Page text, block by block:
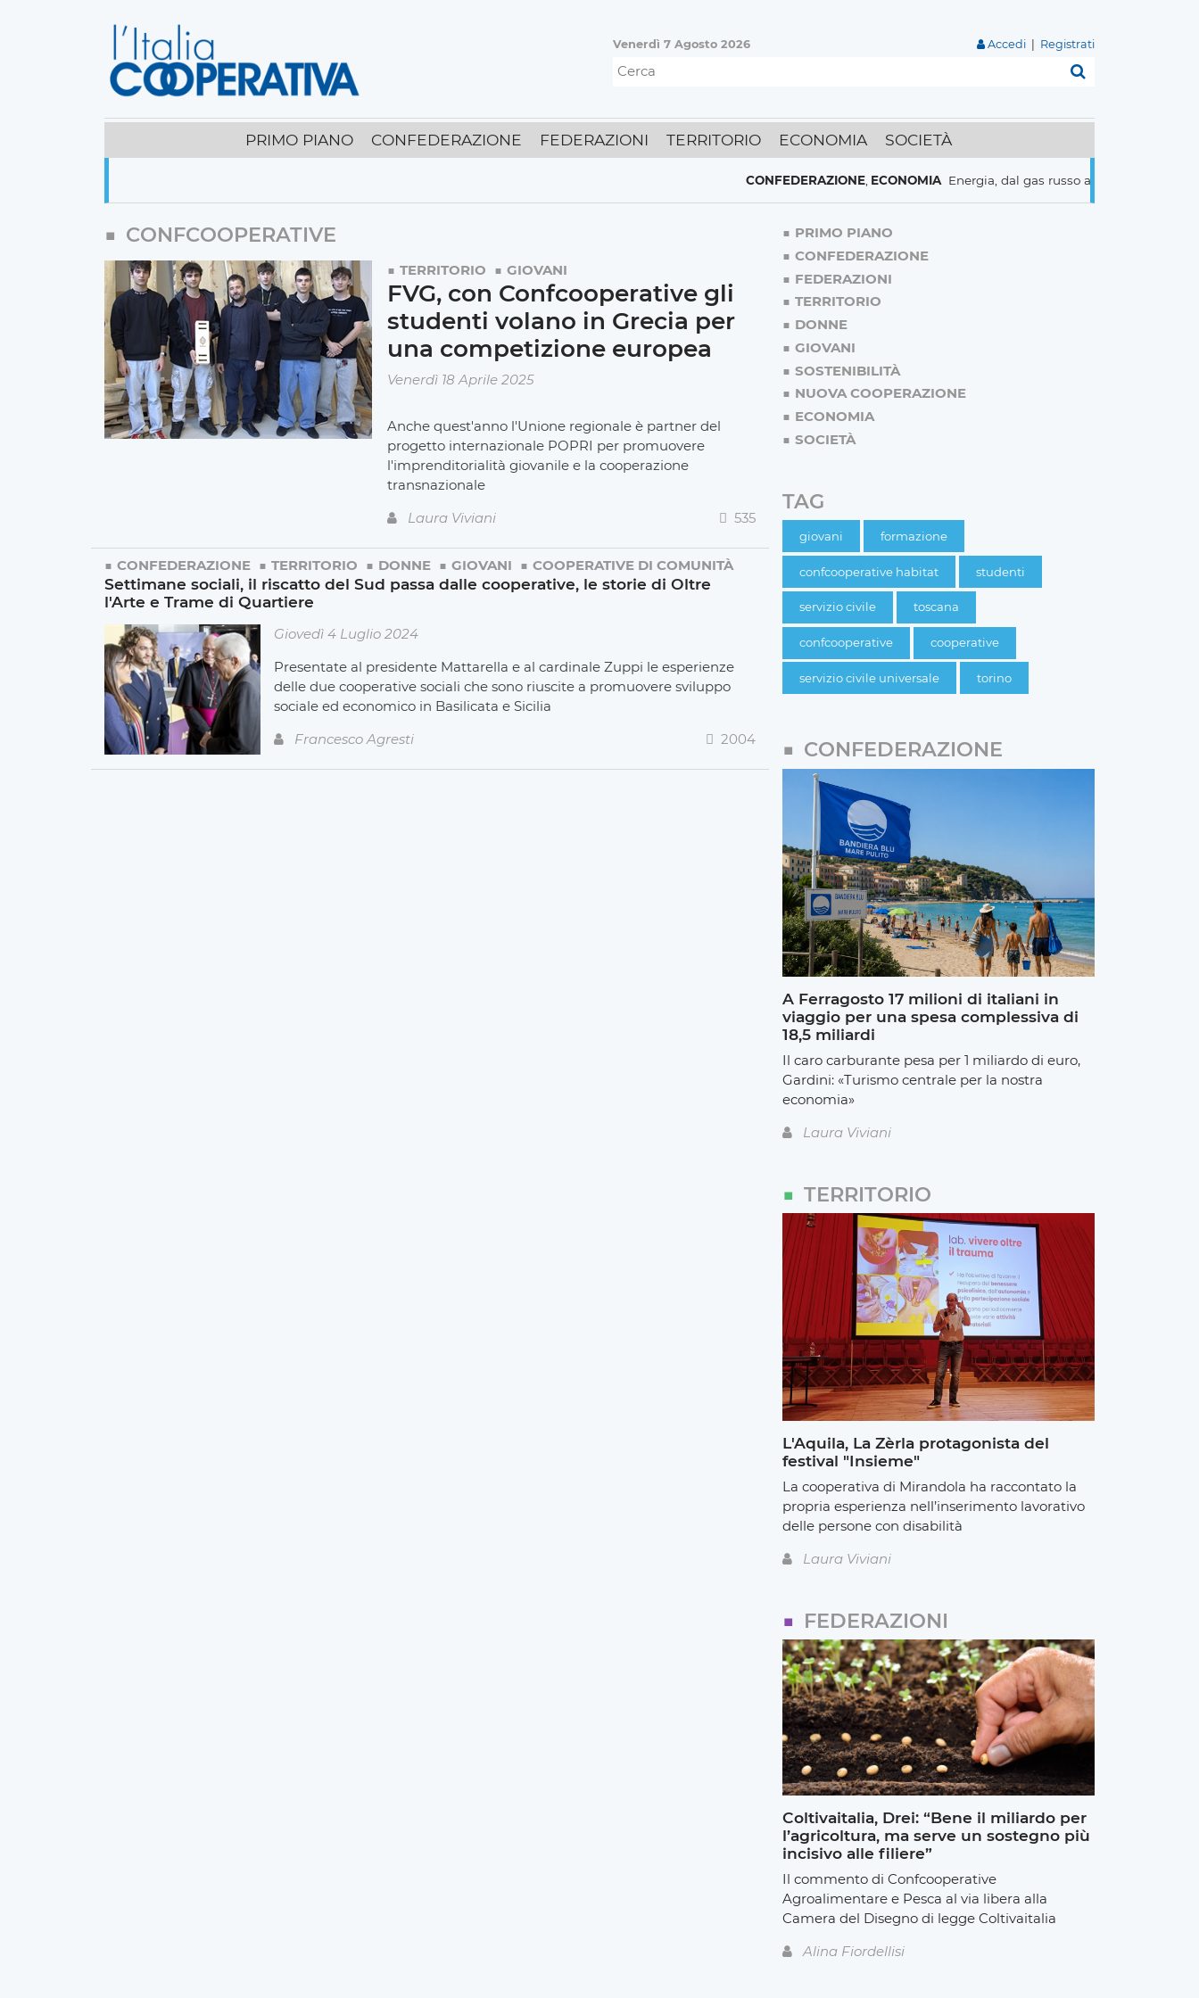
Venerdì 7 Agosto 2026 Accedi Registrati
PRIMO PIANO CONFEDERAZIONE FEDERAZIONI TERRITORIO ECONOMIA SOCIETÀ
CONFEDERAZIONE,ECONOMIA Energia, dal gas russo al nucleare italiani pronti
CONFCOOPERATIVE
TERRITORIO GIOVANI
FVG, con Confcooperative gli
studenti volano in Grecia per
una competizione europea
Venerdì 18 Aprile 2025
Anche quest'anno l'Unione regionale è partner del
progetto internazionale POPRI per promuovere
l'imprenditorialità giovanile e la cooperazione
transnazionale
Laura Viviani
535
CONFEDERAZIONE TERRITORIO DONNE GIOVANI COOPERATIVE DI COMUNITÀ
Settimane sociali, il riscatto del Sud passa dalle cooperative, le storie di Oltre
l'Arte e Trame di Quartiere
Giovedì 4 Luglio 2024
Presentate al presidente Mattarella e al cardinale Zuppi le esperienze
delle due cooperative sociali che sono riuscite a promuovere sviluppo
sociale ed economico in Basilicata e Sicilia
Francesco Agresti
2004
PRIMO PIANO
CONFEDERAZIONE
FEDERAZIONI
TERRITORIO
DONNE
GIOVANI
SOSTENIBILITÀ
NUOVA COOPERAZIONE
ECONOMIA
SOCIETÀ
TAG
giovani formazione
confcooperative habitat studenti
servizio civile toscana
confcooperative cooperative
servizio civile universale torino
CONFEDERAZIONE
A Ferragosto 17 milioni di italiani in
viaggio per una spesa complessiva di
18,5 miliardi
Il caro carburante pesa per 1 miliardo di euro,
Gardini: «Turismo centrale per la nostra
economia»
Laura Viviani
TERRITORIO
L'Aquila, La Zèrla protagonista del
festival "Insieme"
La cooperativa di Mirandola ha raccontato la
propria esperienza nell’inserimento lavorativo
delle persone con disabilità
Laura Viviani
FEDERAZIONI
Coltivaitalia, Drei: “Bene il miliardo per
l’agricoltura, ma serve un sostegno più
incisivo alle filiere”
Il commento di Confcooperative
Agroalimentare e Pesca al via libera alla
Camera del Disegno di legge Coltivaitalia
Alina Fiordellisi